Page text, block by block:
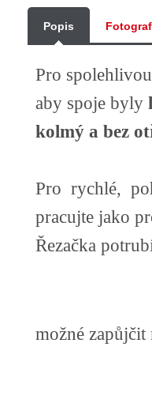
Popis
Pro
aby spoje byly
kolmý a bez
Pro rychlé,
pracujte jako
Řezačka
možné